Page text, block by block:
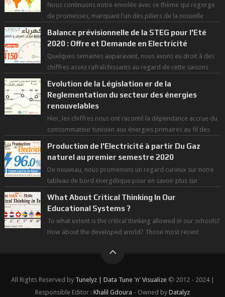
Nous continuons notre envolée avec ce thème qui regorge
de promesses, marquant l'un des piliers de la nouvelle
Balance prévisionnelle de la STEG pour l'Eté
2020 : Offre et Demande en Electricité
Quelques semaines auparavant, nous avons eu droit à des
chiffres assez rafraîchissants au regard de cette saisons
Evolution de la Législation er de la
Reglementation du secteur des énergies
renouvelables
Hier, les chiffres nous ont raconté la dépendance accrue du
consommateur tunisien aux énergies primaires au fil des
Production de l'Electricité à partir Du Gaz
naturel au premier semestre 2020
De nouveau, nous promenons un regard curieux sur notre
tableau de bord énergétique pour en savoir plus sur
What About Critical Thinking In Our
Educational Systems ?
To what extent is the critical thinking allowed in our schools?
How about the developed world? Those most recent
All Rights Reserved by Tunelyz | Data Tune 'n' Visualize© 2012 - 2024 |
Responsible Editor : Khalil Gdoura - Owned by Datalyz